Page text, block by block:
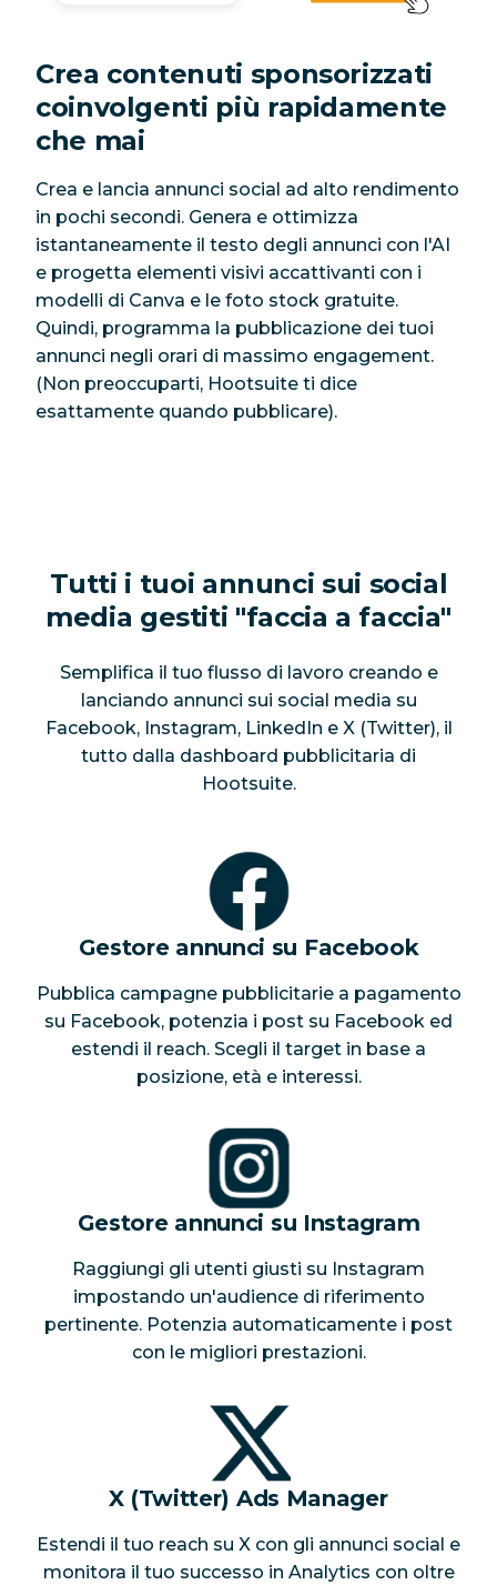
Crea contenuti sponsorizzati
coinvolgenti più rapidamente
che mai
Crea e lancia annunci social ad alto rendimento
in pochi secondi. Genera e ottimizza
istantaneamente il testo degli annunci con l'AI
e progetta elementi visivi accattivanti con i
modelli di Canva e le foto stock gratuite.
Quindi, programma la pubblicazione dei tuoi
annunci negli orari di massimo engagement.
(Non preoccuparti, Hootsuite ti dice
esattamente quando pubblicare).
Tutti i tuoi annunci sui social
media gestiti "faccia a faccia"
Semplifica il tuo flusso di lavoro creando e
lanciando annunci sui social media su
Facebook, Instagram, LinkedIn e X (Twitter), il
tutto dalla dashboard pubblicitaria di
Hootsuite.
Gestore annunci su Facebook
Pubblica campagne pubblicitarie a pagamento
su Facebook, potenzia i post su Facebook ed
estendi il reach. Scegli il target in base a
posizione, età e interessi.
Gestore annunci su Instagram
Raggiungi gli utenti giusti su Instagram
impostando un'audience di riferimento
pertinente. Potenzia automaticamente i post
con le migliori prestazioni.
X (Twitter) Ads Manager
Estendi il tuo reach su X con gli annunci social e
monitora il tuo successo in Analytics con oltre